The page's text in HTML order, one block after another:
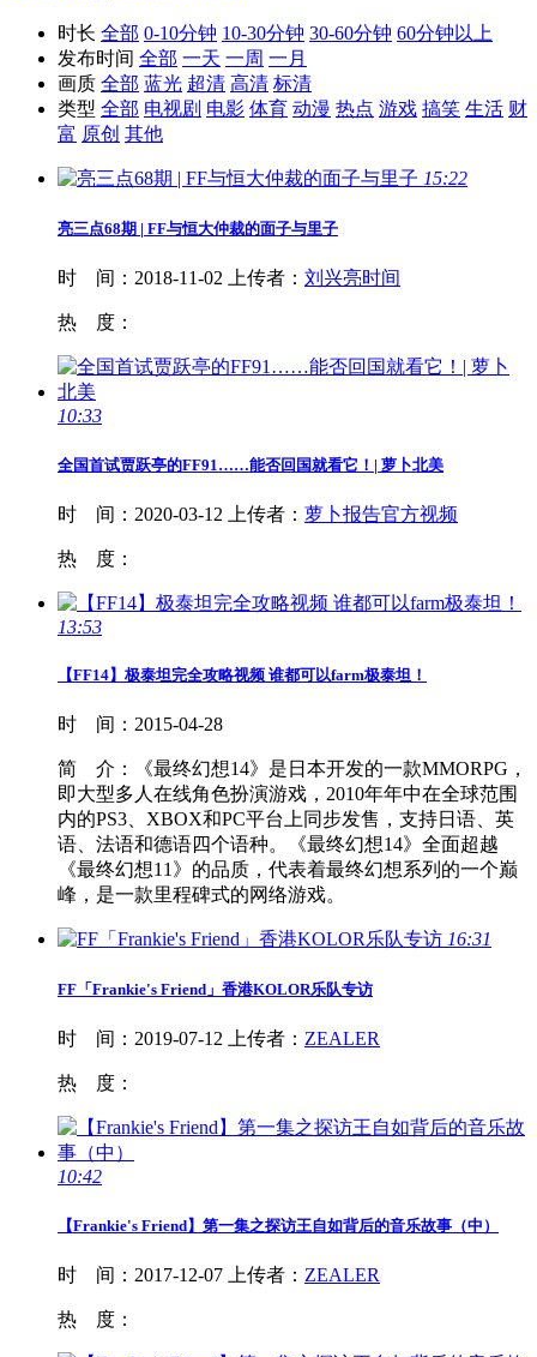
时长 全部 0-10分钟 10-30分钟 30-60分钟 60分钟以上
发布时间 全部 一天 一周 一月
画质 全部 蓝光 超清 高清 标清
类型 全部 电视剧 电影 体育 动漫 热点 游戏 搞笑 生活 财
富 原创 其他
15:22
亮三点68期 | FF与恒大仲裁的面子与里子
时 间： 2018-11-02 上传者： 刘兴亮时间
热 度：
10:33
全国首试贾跃亭的FF91……能否回国就看它！| 萝卜北美
时 间： 2020-03-12 上传者： 萝卜报告官方视频
热 度：
13:53
【FF14】极泰坦完全攻略视频 谁都可以farm极泰坦！
时 间： 2015-04-28
简 介：
《最终幻想14》是日本开发的一款MMORPG，
即大型多人在线角色扮演游戏，2010年年中在全球范围
内的PS3、XBOX和PC平台上同步发售，支持日语、英
语、法语和德语四个语种。《最终幻想14》全面超越
《最终幻想11》的品质，代表着最终幻想系列的一个巅
峰，是一款里程碑式的网络游戏。
16:31
FF 「Frankie's Friend」香港KOLOR乐队专访
时 间： 2019-07-12 上传者： ZEALER
热 度：
10:42
【Frankie's Friend】第一集之探访王自如背后的音乐故事（中）
时 间： 2017-12-07 上传者： ZEALER
热 度：